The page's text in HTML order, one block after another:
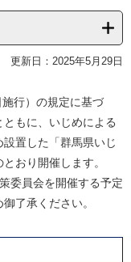
更新日：2025年5月29日
行）の規定に基づ
もに、いじめによる
置した「群馬県いじ
おり開催します。
委員会を開催する予定
了承ください。